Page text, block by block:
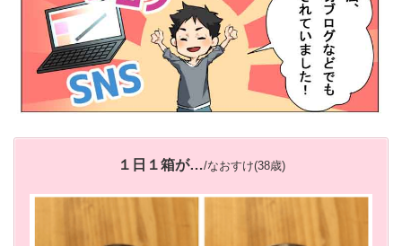
１日１箱が…/なおすけ(38歳)